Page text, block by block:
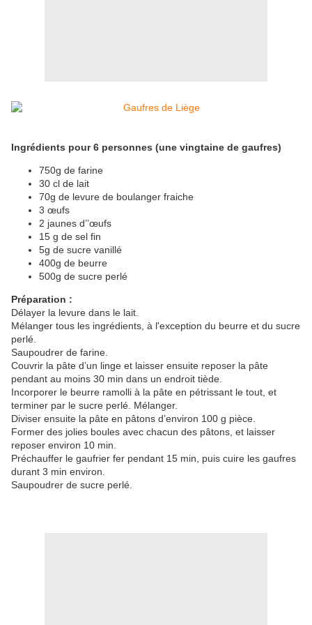
Ingrédients pour 6 personnes (une vingtaine de gaufres)
750g de farine
30 cl de lait
70g de levure de boulanger fraiche
3 œufs
2 jaunes d’’œufs
15 g de sel fin
5g de sucre vanillé
400g de beurre
500g de sucre perlé
Préparation :
Délayer la levure dans le lait.
Mélanger tous les ingrédients, à l'exception du beurre et du sucre
perlé.
Saupoudrer de farine.
Couvrir la pâte d’un linge et laisser ensuite reposer la pâte
pendant au moins 30 min dans un endroit tiède.
Incorporer le beurre ramolli à la pâte en pétrissant le tout, et
terminer par le sucre perlé. Mélanger.
Diviser ensuite la pâte en pâtons d’environ 100 g pièce.
Former des jolies boules avec chacun des pâtons, et laisser
reposer environ 10 min.
Préchauffer le gaufrier fer pendant 15 min, puis cuire les gaufres
durant 3 min environ.
Saupoudrer de sucre perlé.